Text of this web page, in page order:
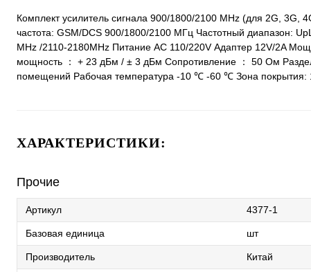
Комплект усилитель сигнала 900/1800/2100 MHz (для 2G, 3G,
частота: GSM/DCS 900/1800/2100 МГц Частотный диапазон:
MHz /2110-2180MHz Питание AC 110/220V Адаптер 12V/2A
мощность ： + 23 дБм / ± 3 дБм Сопротивление ： 50 Ом
помещений Рабочая температура -10 ℃ -60 ℃ Зона покрытия:
ХАРАКТЕРИСТИКИ:
Прочие
Артикул 4377-1
Базовая единица шт
Производитель Китай